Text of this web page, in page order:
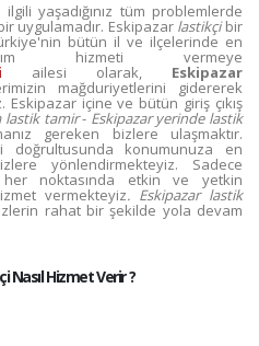
yaşadığınız tüm problemlerde
uygulamadır. Eskipazar lastikçibir
bütün il ve ilçelerinde en
hizmeti vermeye
ailesi olarak, Eskipazar
mağduriyetlerini gidererek
Eskipazar içine ve bütün giriş çıkış
lastik tamir-Eskipazar yerinde lastik
gereken bizlere ulaşmaktır.
doğrultusunda konumunuza en
yönlendirmekteyiz. Sadece
noktasında etkin ve yetkin
vermekteyiz. Eskipazar lastik
rahat bir şekilde yola devam
Nasıl Hizmet Verir ?